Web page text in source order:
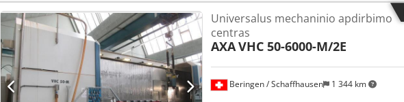
Beringen / Schaffhausen 1 344 km
Universalus mechaninio apdirbimo
centras
AXAVHC 50-6000-M/2E